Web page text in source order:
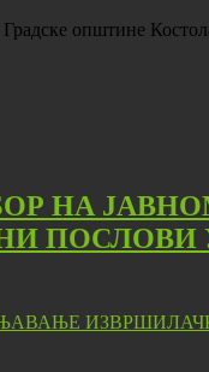
општине
НА
ПОСЛОВИ